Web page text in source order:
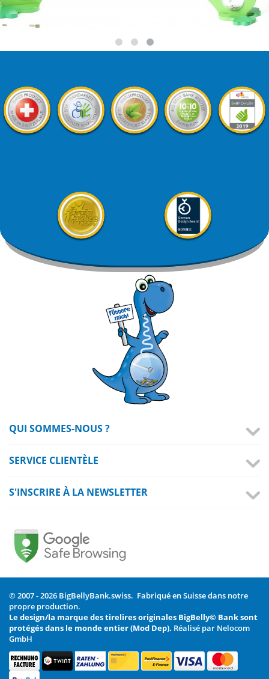
QUI SOMMES-NOUS ?
SERVICE CLIENTÈLE
S'INSCRIRE À LA NEWSLETTER
© 2007 - 2026 BigBellyBank.swiss. Fabriqué en Suisse dans notre
propre production.
Le design/la marque des tirelires originales BigBelly© Bank sont
protégés dans le monde entier (Mod Dep). Réalisé par Nelocom
GmbH